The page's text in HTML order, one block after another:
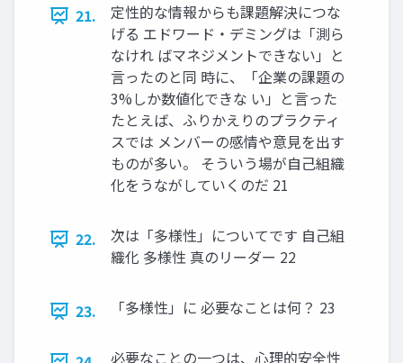
21.
定性的な情報からも課題解決につな
げる エドワード・デミングは「測ら
なけれ ばマネジメントできない」と
言ったのと同 時に、「企業の課題の
3%しか数値化できな い」と言った
たとえば、ふりかえりのプラクティ
スでは メンバーの感情や意見を出す
ものが多い。 そういう場が自己組織
化をうながしていくのだ 21
22.
次は「多様性」についてです 自己組
織化 多様性 真のリーダー 22
23. 「多様性」に 必要なことは何？ 23
必要なことの一つは、心理的安全性